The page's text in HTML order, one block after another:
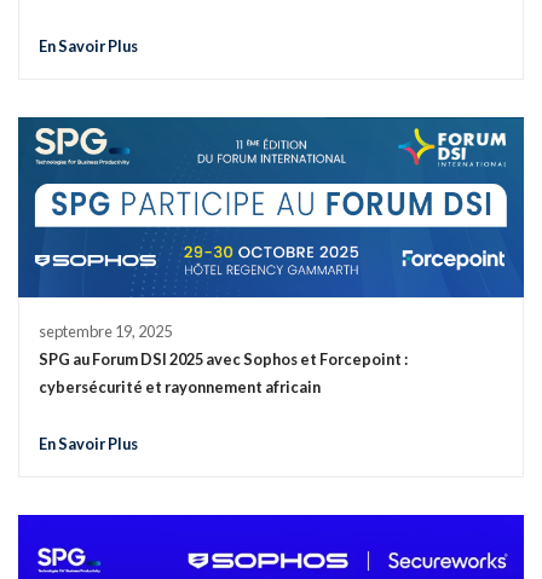
En Savoir Plus
septembre 19, 2025
SPG au Forum DSI 2025 avec Sophos et Forcepoint :
cybersécurité et rayonnement africain
En Savoir Plus